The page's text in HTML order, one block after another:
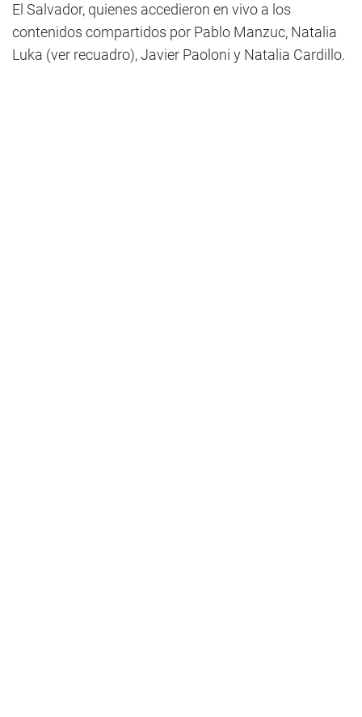
El Salvador, quienes accedieron en vivo a los
contenidos compartidos por Pablo Manzuc, Natalia
Luka (ver recuadro), Javier Paoloni y Natalia Cardillo.